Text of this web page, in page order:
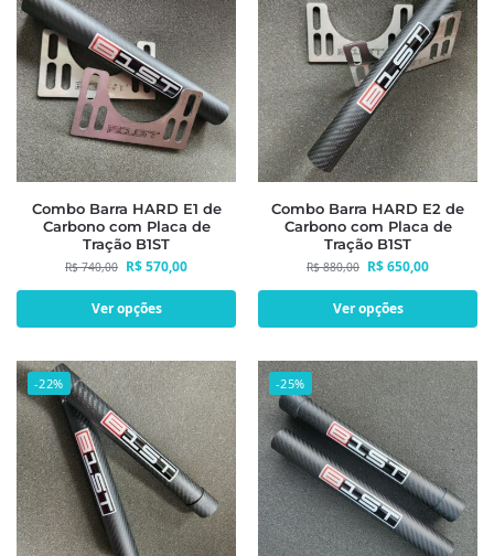
Combo Barra HARD E1 de
Carbono com Placa de
Tração B1ST
R$740,00 R$570,00
Ver opções
Combo Barra HARD E2 de
Carbono com Placa de
Tração B1ST
R$880,00 R$650,00
Ver opções
-22% -25%